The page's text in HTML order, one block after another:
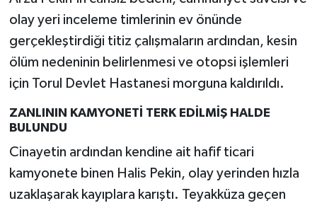
olay yeri inceleme timlerinin ev önünde
gerçekleştirdiği titiz çalışmaların ardından, kesin
ölüm nedeninin belirlenmesi ve otopsi işlemleri
için Torul Devlet Hastanesi morguna kaldırıldı.
ZANLININ KAMYONETİ TERK EDİLMİŞ HALDE
BULUNDU
Cinayetin ardından kendine ait hafif ticari
kamyonete binen Halis Pekin, olay yerinden hızla
uzaklaşarak kayıplara karıştı. Teyakküza geçen